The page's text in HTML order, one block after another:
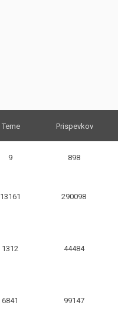
Teme Prispevkov
9 898
13161 290098
1312 44484
6841 99147